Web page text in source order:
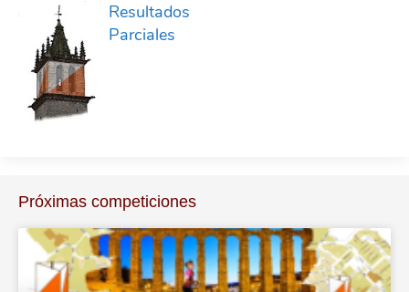
Resultados
Parciales
Próximas competiciones